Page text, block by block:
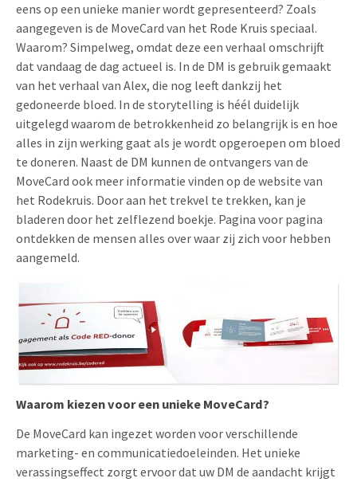
eens op een unieke manier wordt gepresenteerd? Zoals
aangegeven is de MoveCard van het Rode Kruis speciaal.
Waarom? Simpelweg, omdat deze een verhaal omschrijft
dat vandaag de dag actueel is. In de DM is gebruik gemaakt
van het verhaal van Alex, die nog leeft dankzij het
gedoneerde bloed. In de storytelling is héél duidelijk
uitgelegd waarom de betrokkenheid zo belangrijk is en hoe
alles in zijn werking gaat als je wordt opgeroepen om bloed
te doneren. Naast de DM kunnen de ontvangers van de
MoveCard ook meer informatie vinden op de website van
het Rodekruis. Door aan het trekvel te trekken, kan je
bladeren door het zelflezend boekje. Pagina voor pagina
ontdekken de mensen alles over waar zij zich voor hebben
aangemeld.
Waarom kiezen voor een unieke MoveCard?
De MoveCard kan ingezet worden voor verschillende
marketing- en communicatiedoeleinden. Het unieke
verassingseffect zorgt ervoor dat uw DM de aandacht krijgt